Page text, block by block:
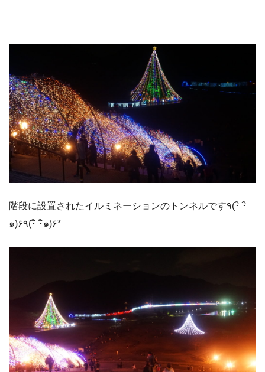
階段に設置されたイルミネーションのトンネルです٩(･ิ ･ิ
๑)۶٩(･ิ ･ิ๑)۶*